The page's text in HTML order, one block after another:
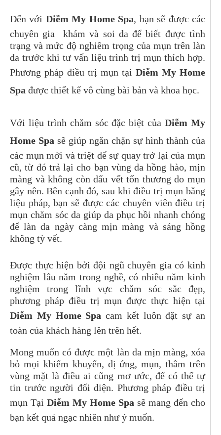
Đến với Diễm My Home Spa, bạn sẽ được các
chuyên gia khám và soi da để biết được tình
trạng và mức độ nghiêm trọng của mụn trên làn
da trước khi tư vấn liệu trình trị mụn thích hợp.
Phương pháp điều trị mụn tại Diễm My Home
Spa được thiết kế vô cùng bài bản và khoa học.
Với liệu trình chăm sóc đặc biệt củaDiễm My
Home Spa sẽ giúp ngăn chặn sự hình thành của
các mụn mới và triệt để sự quay trở lại của mụn
cũ, từ đó trả lại cho bạn vùng da hồng hào, mịn
màng và không còn dấu vết tổn thương do mụn
gây nên. Bên cạnh đó, sau khi điều trị mụn bằng
liệu pháp, bạn sẽ được các chuyên viên điều trị
mụn chăm sóc da giúp da phục hồi nhanh chóng
để làn da ngày càng mịn màng và sáng hồng
không tỳ vết.
Được thực hiện bởi đội ngũ chuyên gia có kinh
nghiệm lâu năm trong nghề, có nhiều năm kinh
nghiệm trong lĩnh vực chăm sóc sắc đẹp,
phương pháp điều trị mụn được thực hiện tại
Diễm My Home Spacam kết luôn đặt sự an
toàn của khách hàng lên trên hết.
Mong muốn có được một làn da mịn màng, xóa
bỏ mọi khiếm khuyến, dị ứng, mụn, thâm trên
vùng mặt là điều ai cũng mơ ước, để có thể tự
tin trước người đối diện. Phương pháp điều trị
mụn Tại Diễm My Home Spa sẽ mang đến cho
bạn kết quả ngạc nhiên như ý muốn.